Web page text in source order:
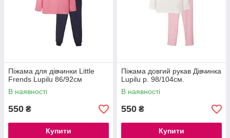
Піжама для дівчинки Little
Frends Lupilu 86/92см
В наявності
550 ₴
Купити
Піжама довгий рукав Дівчинка
Lupilu р. 98/104см.
В наявності
550 ₴
Купити